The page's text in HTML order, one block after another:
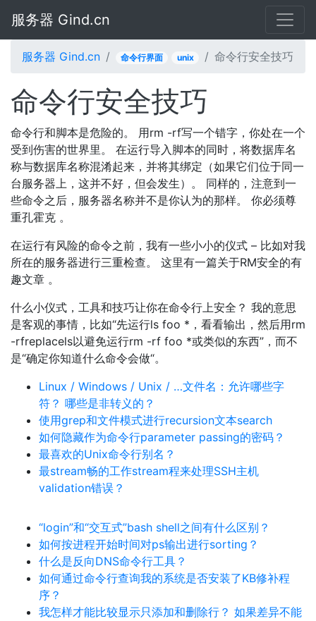
服务器 Gind.cn
服务器 Gind.cn 命令行界面 unix 命令行安全技巧
命令行安全技巧
命令行和脚本是危险的。 用rm -rf写一个错字，你处在一个
受到伤害的世界里。 在运行导入脚本的同时，将数据库名
称与数据库名称混淆起来，并将其绑定（如果它们位于同一
台服务器上，这并不好，但会发生）。 同样的，注意到一
些命令之后，服务器名称并不是你认为的那样。 你必须尊
重孔霍克 。
在运行有风险的命令之前，我有一些小小的仪式 – 比如对我
所在的服务器进行三重检查。 这里有一篇关于RM安全的有
趣文章 。
什么小仪式，工具和技巧让你在命令行上安全？ 我的意思
是客观的事情，比如“先运行ls foo *，看看输出，然后用rm
-rfreplacels以避免运行rm -rf foo *或类似的东西”，而不
是“确定你知道什么命令会做“。
Linux / Windows / Unix / …文件名：允许哪些字
符？ 哪些是非转义的？
使用grep和文件模式进行recursion文本search
如何隐藏作为命令行parameter passing的密码？
最喜欢的Unix命令行别名？
最stream畅的工作stream程来处理SSH主机
validation错误？
“login”和“交互式”bash shell之间有什么区别？
如何按进程开始时间对ps输出进行sorting？
什么是反向DNS命令行工具？
如何通过命令行查询我的系统是否安装了KB修补程
序？
我怎样才能比较显示只添加和删除行？ 如果差异不能